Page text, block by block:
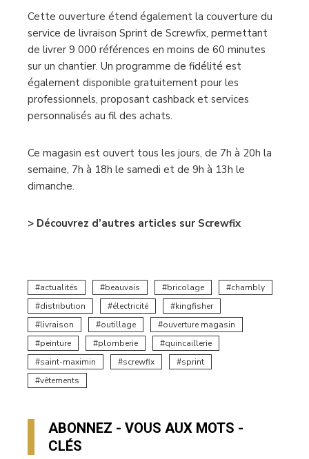
Cette ouverture étend également la couverture du
service de livraison Sprint de Screwfix, permettant
de livrer 9 000 références en moins de 60 minutes
sur un chantier. Un programme de fidélité est
également disponible gratuitement pour les
professionnels, proposant cashback et services
personnalisés au fil des achats.
Ce magasin est ouvert tous les jours, de 7h à 20h la
semaine, 7h à 18h le samedi et de 9h à 13h le
dimanche.
> Découvrez d’autres articles sur Screwfix
actualités beauvais bricolage
chambly
distribution
électricité
kingfisher
livraison
outillage
ouverture magasin
peinture
plomberie
quincaillerie
saint-maximin
screwfix
sprint
vêtements
ABONNEZ - VOUS AUX MOTS -
CLÉS